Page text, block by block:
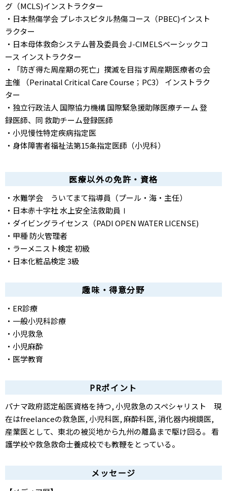
グ（MCLS)インストラクター
・日本熱傷学会 プレホスピタル熱傷コース（PBEC)インスト
ラクター
・日本母体救命システム普及委員会 J-CIMELSベーシックコ
ース インストラクター
・「防ぎ得た周産期の死亡」撲滅を目指す周産期医療者の会
主催 （Perinatal Critical Care Course；PC3） インストラク
ター
・独立行政法人 国際協力機構 国際緊急援助隊医療チーム 登
録医師、同 救助チーム登録医師
・小児慢性特定疾病指定医
・身体障害者福祉法第15条指定医師（小児科）
医療以外の免許・資格
・水難学会 ういてまて指導員（プール・海・主任）
・日本赤十字社 水上安全法救助員Ⅰ
・ダイビングライセンス（PADI OPEN WATER LICENSE)
・甲種 防火管理者
・ラーメニスト検定 初級
・日本化粧品検定 3級
趣味・得意分野
・ER診療
・一般小児科診療
・小児救急
・小児麻酔
・医学教育
PRポイント
パナマ政府認定船医資格を持つ, 小児救急のスペシャリスト 現
在はfreelanceの救急医, 小児科医, 麻酔科医, 消化器内視鏡医,
産業医として、東北の被災地から九州の離島まで駆け回る。 看
護学校や救急救命士養成校でも教鞭をとっている。
メッセージ